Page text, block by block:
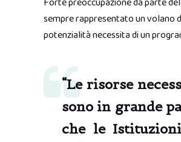
sempre rappresentato un volano
potenzialità necessita di un
“Le risorse
sono in grande
che le